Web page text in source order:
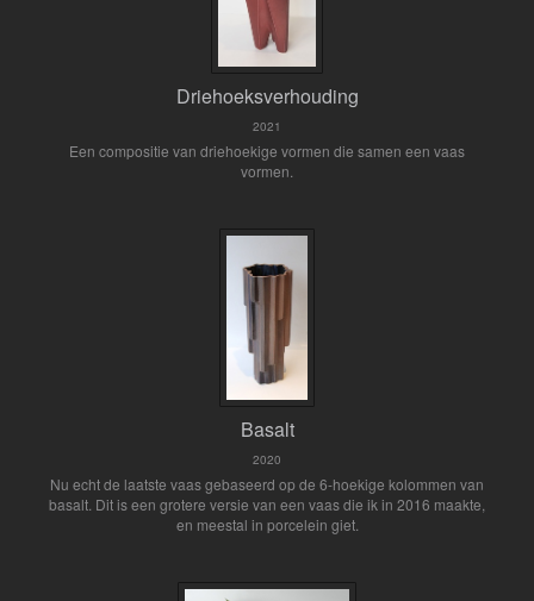
Driehoeksverhouding
2021
Een compositie van driehoekige vormen die samen een vaas
vormen.
Basalt
2020
Nu echt de laatste vaas gebaseerd op de 6-hoekige kolommen van
basalt. Dit is een grotere versie van een vaas die ik in 2016 maakte,
en meestal in porcelein giet.